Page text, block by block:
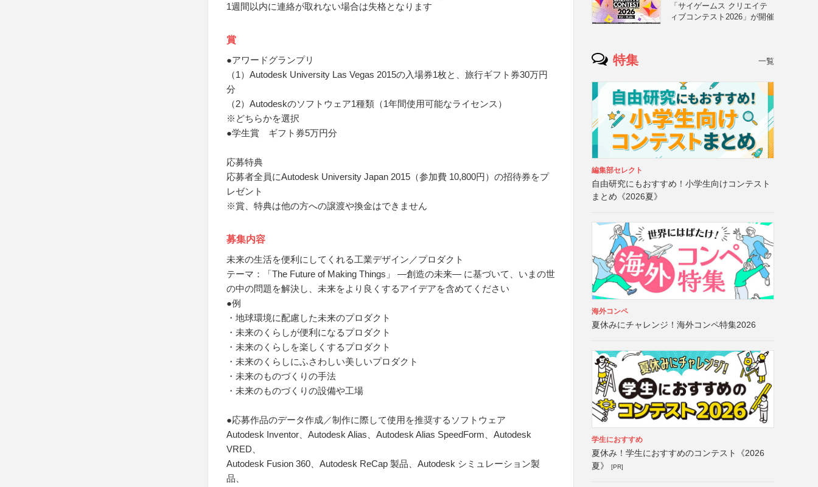
1週間以内に連絡が取れない場合は失格となります
賞
●アワードグランプリ
（1）Autodesk University Las Vegas 2015の入場券1枚と、旅行ギフト券30万円
分
（2）Autodeskのソフトウェア1種類（1年間使用可能なライセンス）
※どちらかを選択
●学生賞 ギフト券5万円分
応募特典
応募者全員にAutodesk University Japan 2015（参加費 10,800円）の招待券をプ
レゼント
※賞、特典は他の方への譲渡や換金はできません
募集内容
未来の生活を便利にしてくれる工業デザイン／プロダクト
テーマ：「The Future of Making Things」 ―創造の未来― に基づいて、いまの世
の中の問題を解決し、未来をより良くするアイデアを含めてください
●例
・地球環境に配慮した未来のプロダクト
・未来のくらしが便利になるプロダクト
・未来のくらしを楽しくするプロダクト
・未来のくらしにふさわしい美しいプロダクト
・未来のものづくりの手法
・未来のものづくりの設備や工場
●応募作品のデータ作成／制作に際して使用を推奨するソフトウェア
Autodesk Inventor、Autodesk Alias、Autodesk Alias SpeedForm、Autodesk
VRED、
Autodesk Fusion 360、Autodesk ReCap 製品、Autodesk シミュレーション製
品、
「サイゲームス クリエイテ
ィブコンテスト2026」が開催
特集 一覧
編集部セレクト
自由研究にもおすすめ！小学生向けコンテスト
まとめ《2026夏》
海外コンペ
夏休みにチャレンジ！海外コンペ特集2026
学生におすすめ
夏休み！学生におすすめのコンテスト《2026
夏》
[PR]